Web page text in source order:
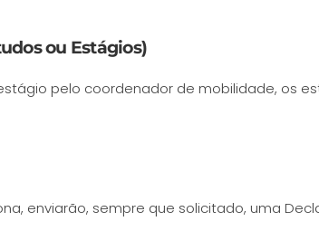
ou Estágios)
pelo coordenador de mobilidade, os
enviarão, sempre que solicitado, uma